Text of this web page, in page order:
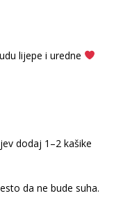
lijepe i uredne
dodaj 1–2 kašike
da ne bude suha.